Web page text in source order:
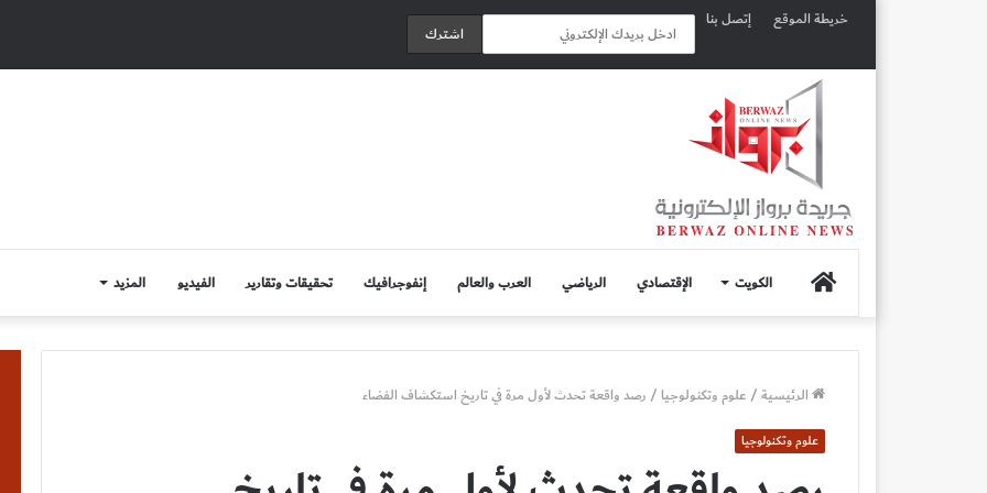
خريطة الموقع إتصل بنا
الصفحة
الرئيسية
الكويت الإقتصادي الرياضي العرب والعالم إنفوجرافيك تحقيقات وتقارير الفيديو المزيد
الرئيسية/علوم وتكنولوجيا /رصد واقعة تحدث لأول مرة في تاريخ استكشاف الفضاء
علوم وتكنولوجيا